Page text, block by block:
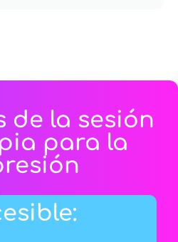
de la sesión
para la